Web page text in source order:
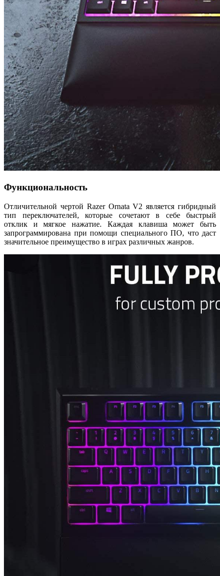
Функциональность
Отличительной чертой Razer Ornata V2 является гибридный
тип переключателей, которые сочетают в себе быстрый
отклик и мягкое нажатие. Каждая клавиша может быть
запрограммирована при помощи специального ПО, что даст
значительное преимущество в играх различных жанров.